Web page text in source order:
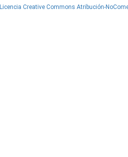
Licencia Creative Commons Atribución-